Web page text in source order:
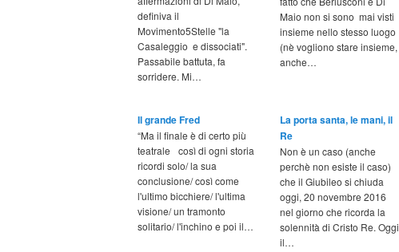
definiva il
Movimento5Stelle "la
Casaleggio e dissociati".
Passabile battuta, fa
sorridere. Mi…
Maio non si sono mai visti
insieme nello stesso luogo
(nè vogliono stare insieme,
anche…
Il grande Fred
“Ma il finale è di certo più
teatrale così di ogni storia
ricordi solo/ la sua
conclusione/ così come
l'ultimo bicchiere/ l'ultima
visione/ un tramonto
solitario/ l'inchino e poi il…
La porta santa, le mani, il
Re
Non è un caso (anche
perchè non esiste il caso)
che il Giubileo si chiuda
oggi, 20 novembre 2016
nel giorno che ricorda la
solennità di Cristo Re. Oggi
il…